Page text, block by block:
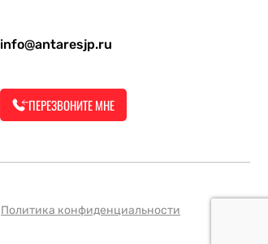
info@antaresjp.ru
ПЕРЕЗВОНИТЕ МНЕ
Политика конфиденциальности